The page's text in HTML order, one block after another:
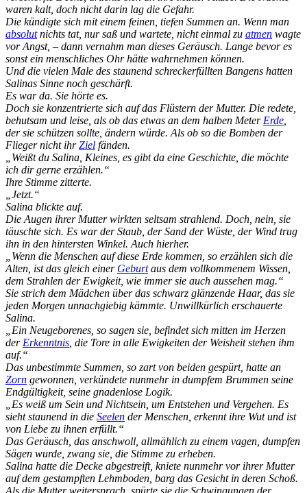
waren kalt, doch nicht darin lag die Gefahr.
Die kündigte sich mit einem feinen, tiefen Summen an. Wenn man
absolutnichts tat, nur saß und wartete, nicht einmal zu atmen wagte
vor Angst, – dann vernahm man dieses Geräusch. Lange bevor es
sonst ein menschliches Ohr hätte wahrnehmen können.
Und die vielen Male des staunend schreckerfüllten Bangens hatten
Salinas Sinne noch geschärft.
Es war da. Sie hörte es.
Doch sie konzentrierte sich auf das Flüstern der Mutter. Die redete,
behutsam und leise, als ob das etwas an dem halben Meter Erde
der sie schützen sollte, ändern würde. Als ob so die Bomben der
Flieger nicht ihrZiel fänden.
„Weißt du Salina, Kleines, es gibt da eine Geschichte, die möchte
ich dir gerne erzählen.“
Ihre Stimme zitterte.
„Jetzt.“
Salina blickte auf.
Die Augen ihrer Mutter wirkten seltsam strahlend. Doch, nein, sie
täuschte sich. Es war der Staub, der Sand der Wüste, der Wind trug
ihn in den hintersten Winkel. Auch hierher.
„Wenn die Menschen auf diese Erde kommen, so erzählen sich die
Alten, ist das gleich einer Geburtaus dem vollkommenem Wissen,
dem Strahlen der Ewigkeit, wie immer sie auch aussehen mag.“
Sie strich dem Mädchen über das schwarz glänzende Haar, das sie
jeden Morgen unnachgiebig kämmte. Unwillkürlich erschauerte
Salina.
„Ein Neugeborenes, so sagen sie, befindet sich mitten im Herzen
der Erkenntnis , die Tore in alle Ewigkeiten der Weisheit stehen ihm
auf.“
Das unbestimmte Summen, so zart von beiden gespürt, hatte an
Zorn gewonnen, verkündete nunmehr in dumpfem Brummen seine
Endgültigkeit, seine gnadenlose Logik.
„Es weiß um Sein und Nichtsein, um Entstehen und Vergehen. Es
sieht staunend in die Seelen der Menschen, erkennt ihre Wut und ist
von Liebe zu ihnen erfüllt.“
Das Geräusch, das anschwoll, allmählich zu einem vagen, dumpfen
Sägen wurde, zwang sie, die Stimme zu erheben.
Salina hatte die Decke abgestreift, kniete nunmehr vor ihrer Mutter
auf dem gestampften Lehmboden, barg das Gesicht in deren Schoß.